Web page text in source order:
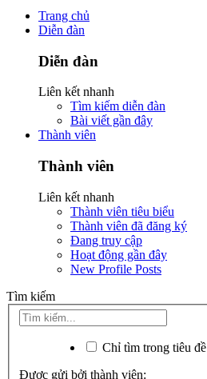
Trang chủ
Diễn đàn
Diễn đàn
Liên kết nhanh
Tìm kiếm diễn đàn
Bài viết gần đây
Thành viên
Thành viên
Liên kết nhanh
Thành viên tiêu biểu
Thành viên đã đăng ký
Đang truy cập
Hoạt động gần đây
New Profile Posts
Tìm kiếm
Chỉ tìm trong tiêu đề
Được gửi bởi thành viên: